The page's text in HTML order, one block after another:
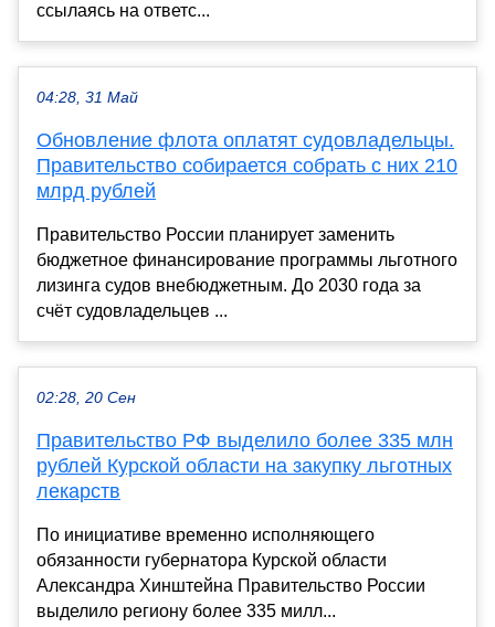
ссылаясь на ответс...
04:28, 31 Май
Обновление флота оплатят судовладельцы.
Правительство собирается собрать с них 210
млрд рублей
Правительство России планирует заменить
бюджетное финансирование программы льготного
лизинга судов внебюджетным. До 2030 года за
счёт судовладельцев ...
02:28, 20 Сен
Правительство РФ выделило более 335 млн
рублей Курской области на закупку льготных
лекарств
По инициативе временно исполняющего
обязанности губернатора Курской области
Александра Хинштейна Правительство России
выделило региону более 335 милл...